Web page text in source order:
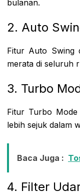
bulanan.
2. Auto
Fitur Auto Swing
merata di seluruh
3. Turbo
Fitur Turbo Mode
lebih sejuk dalam
Baca Juga :
4. Filter